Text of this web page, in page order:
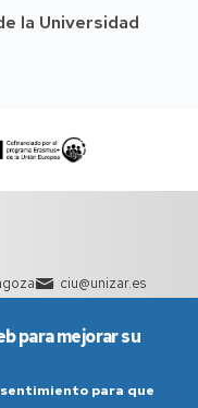
la Universidad
ciu@unizar.es
para mejorar su
para que